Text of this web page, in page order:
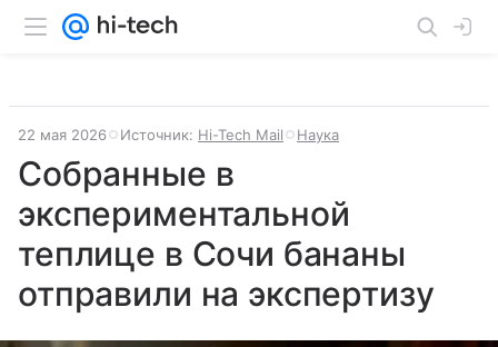
22 мая 2026 Источник: Hi-Tech Mail Наука
Собранные в
экспериментальной
теплице в Сочи бананы
отправили на экспертизу